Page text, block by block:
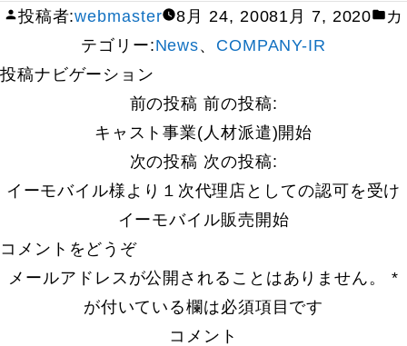
投稿者:webmaster 8月 24, 20081月 7, 2020
カ
テゴリー:News、 COMPANY-IR
投稿ナビゲーション
前の投稿 前の投稿:
キャスト事業(人材派遣)開始
次の投稿 次の投稿:
イーモバイル様より１次代理店としての認可を受け
イーモバイル販売開始
コメントをどうぞ
メールアドレスが公開されることはありません。
*
が付いている欄は必須項目です
コメント